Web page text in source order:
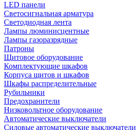
LED панели
Светосигнальная арматура
Светодиодная лента
Лампы люминисцентные
Лампы газоразрядные
Патроны
Щитовое оборудование
Комплектующие шкафов
Корпуса щитов и шкафов
Шкафы распределительные
Рубильники
Предохранители
Низковольтное оборудование
Автоматические выключатели
Силовые автоматические выключатели